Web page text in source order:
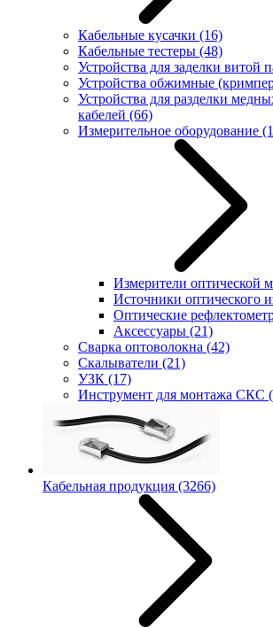
Кабельные кусачки (16)
Кабельные тестеры (48)
Устройства для заделки витой
Устройства обжимные
Устройства для разделки
кабелей (66)
Измерительное оборудование
Измерители оптической
Источники оптического
Оптические
Аксессуары (21)
Сварка оптоволокна (42)
Скалыватели (21)
УЗК (17)
Инструмент для монтажа СКС
Кабельная продукция (3266)